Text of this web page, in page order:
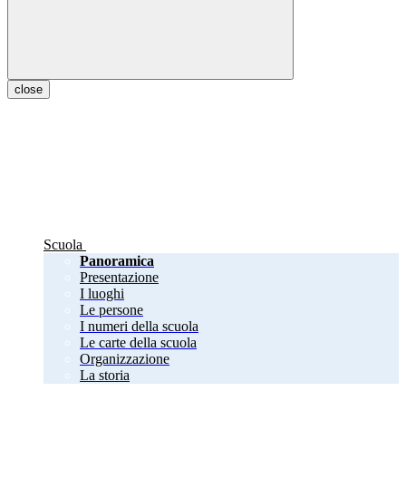
close
Scuola
Panoramica
Presentazione
I luoghi
Le persone
I numeri della scuola
Le carte della scuola
Organizzazione
La storia